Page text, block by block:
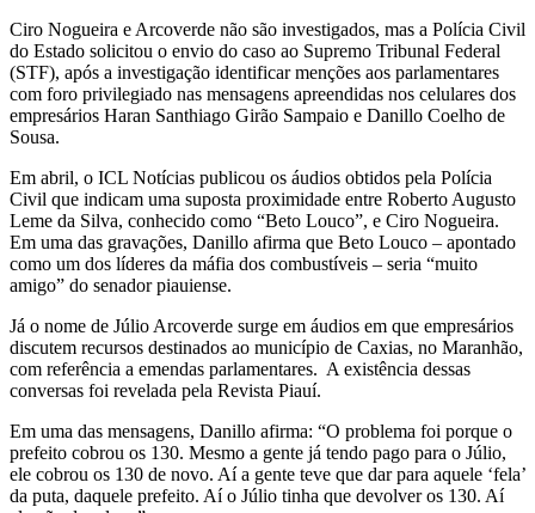
Ciro Nogueira e Arcoverde não são investigados, mas a Polícia Civil
do Estado solicitou o envio do caso ao Supremo Tribunal Federal
(STF), após a investigação identificar menções aos parlamentares
com foro privilegiado nas mensagens apreendidas nos celulares dos
empresários Haran Santhiago Girão Sampaio e Danillo Coelho de
Sousa.
Em abril, o ICL Notícias publicou os áudios obtidos pela Polícia
Civil que indicam uma suposta proximidade entre Roberto Augusto
Leme da Silva, conhecido como “Beto Louco”, e Ciro Nogueira.
Em uma das gravações, Danillo afirma que Beto Louco – apontado
como um dos líderes da máfia dos combustíveis – seria “muito
amigo” do senador piauiense.
Já o nome de Júlio Arcoverde surge em áudios em que empresários
discutem recursos destinados ao município de Caxias, no Maranhão,
com referência a emendas parlamentares. A existência dessas
conversas foi revelada pela Revista Piauí.
Em uma das mensagens, Danillo afirma: “O problema foi porque o
prefeito cobrou os 130. Mesmo a gente já tendo pago para o Júlio,
ele cobrou os 130 de novo. Aí a gente teve que dar para aquele ‘fela’
da puta, daquele prefeito. Aí o Júlio tinha que devolver os 130. Aí